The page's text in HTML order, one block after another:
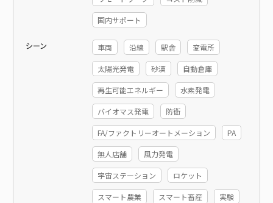
国内サポート
シーン 車両 沿線 駅舎 変電所
太陽光発電 砂漠 自動倉庫
再生可能エネルギー 水素発電
バイオマス発電 防衛
FA/ファクトリーオートメーション PA
無人店舗 風力発電
宇宙ステーション ロケット
スマート農業 スマート畜産 実験